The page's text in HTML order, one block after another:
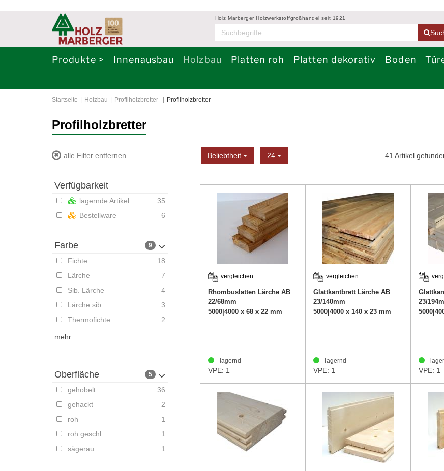
Holz Marberger Holzwerkstoffgroßhandel seit 1921
Produkte > Innenausbau Holzbau Platten roh Platten dekorativ Boden
Startseite Holzbau Profilholzbretter Profilholzbretter
Profilholzbretter
alle Filter entfernen
Verfügbarkeit
lagernde Artikel
35
Bestellware
6
Farbe 9
Fichte
18
Lärche
7
Sib. Lärche
4
Lärche sib.
3
Thermofichte
2
mehr...
Oberfläche 5
gehobelt
36
gehackt
2
roh
1
roh geschl
1
sägerau
1
Beliebtheit Sortierung
24 Anzeige 41Artikel
vergleichen
Rhombuslatten Lärche AB
22/68mm
5000|4000 x 68 x 22 mm
lagernd
VPE: 1
vergleichen
Glattkantbrett Lärche AB
23/140mm
5000|4000 x 140 x 23 mm
lagernd
VPE: 1
23/
VPE: 1